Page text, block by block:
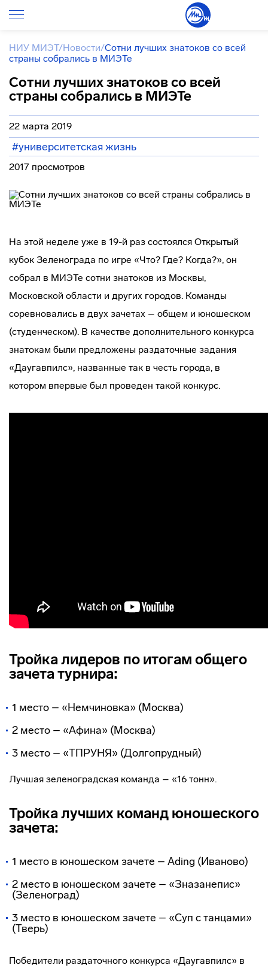
НИУ МИЭТ/Новости/Сотни лучших знатоков со всей
страны собрались в МИЭТе
Сотни лучших знатоков со всей
страны собрались в МИЭТе
22 марта 2019
#университетская жизнь
2017 просмотров
На этой неделе уже в 19-й раз состоялся Открытый
кубок Зеленограда по игре «Что? Где? Когда?», он
собрал в МИЭТе сотни знатоков из Москвы,
Московской области и других городов. Команды
соревновались в двух зачетах – общем и юношеском
(студенческом). В качестве дополнительного конкурса
знатокам были предложены раздаточные задания
«Даугавпилс», названные так в честь города, в
котором впервые был проведен такой конкурс.
Тройка лидеров по итогам общего
зачета турнира:
1 место – «Немчиновка» (Москва)
2 место – «Афина» (Москва)
3 место – «ТПРУНЯ» (Долгопрудный)
Лучшая зеленоградская команда – «16 тонн».
Тройка лучших команд юношеского
зачета:
1 место в юношеском зачете – Ading (Иваново)
2 место в юношеском зачете – «Зназанепис»
(Зеленоград)
3 место в юношеском зачете – «Суп с танцами»
(Тверь)
Победители раздаточного конкурса «Даугавпилс» в